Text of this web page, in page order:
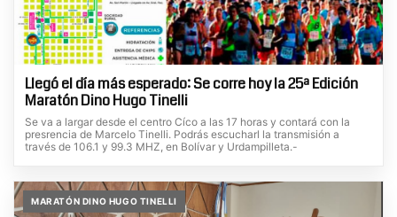
Llegó el día más esperado: Se corre hoy la 25ª Edición
Maratón Dino Hugo Tinelli
Se va a largar desde el centro Cíco a las 17 horas y contará con la
presrencia de Marcelo Tinelli. Podrás escucharl la transmisión a
través de 106.1 y 99.3 MHZ, en Bolívar y Urdampilleta.-
MARATÓN DINO HUGO TINELLI